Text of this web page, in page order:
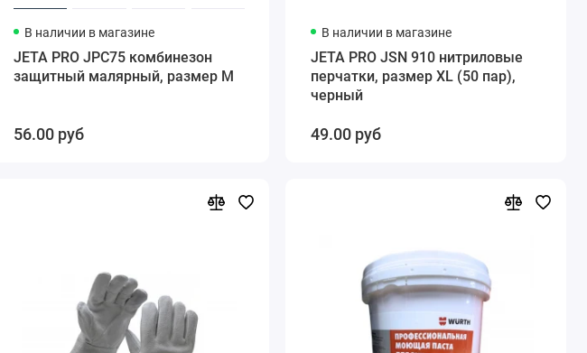
В наличии в магазине
JETA PRO JPC75 комбинезон
защитный малярный, размер M
56.00 руб
В наличии в магазине
JETA PRO JSN 910 нитриловые
перчатки, размер XL (50 пар),
черный
49.00 руб